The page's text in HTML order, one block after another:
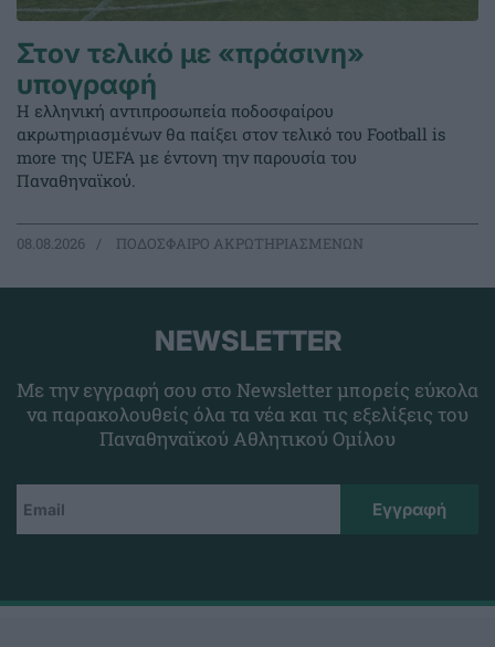
Στον τελικό με «πράσινη»
υπογραφή
Η ελληνική αντιπροσωπεία ποδοσφαίρου
ακρωτηριασμένων θα παίξει στον τελικό του Football is
more της UEFA με έντονη την παρουσία του
Παναθηναϊκού.
08.08.2026 ΠΟΔΟΣΦΑΙΡΟ ΑΚΡΩΤΗΡΙΑΣΜΕΝΩΝ
NEWSLETTER
Με την εγγραφή σου στο Newsletter μπορείς εύκολα
να παρακολουθείς όλα τα νέα και τις εξελίξεις του
Παναθηναϊκού Αθλητικού Ομίλου